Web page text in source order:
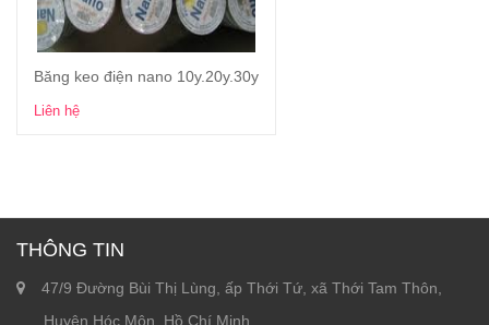
Xem chi tiết
Băng keo điện nano 10y.20y.30y
Liên hệ
THÔNG TIN
47/9 Đường Bùi Thị Lùng, ấp Thới Tứ, xã Thới Tam Thôn,
Huyện Hóc Môn, Hồ Chí Minh